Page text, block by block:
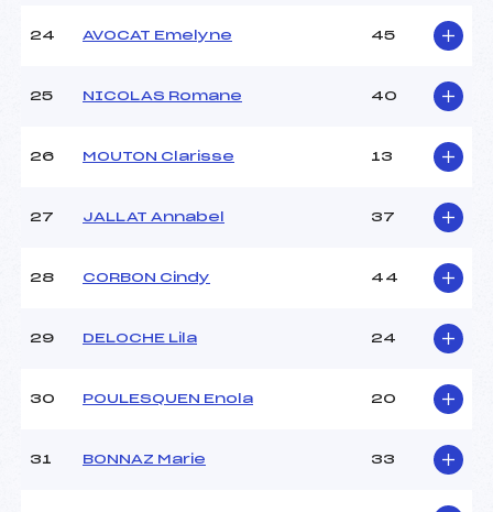
24 AVOCAT Emelyne 45
25 NICOLAS Romane 40
26 MOUTON Clarisse 13
27 JALLAT Annabel 37
28 CORBON Cindy 44
29 DELOCHE Lila 24
30 POULESQUEN Enola 20
31 BONNAZ Marie 33